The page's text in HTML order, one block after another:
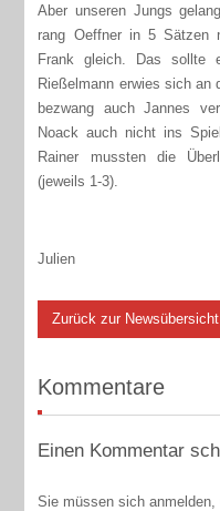
Aber unseren Jungs
rang Oeffner in 5 Sätzen
Frank gleich. Das sollte
Rießelmann erwies sich an
bezwang auch Jannes
Noack auch nicht ins
Rainer mussten die
(jeweils 1-3).
Julien
Zurück zur Newsübersicht
Kommentare
Einen Kommentar
Sie müssen sich